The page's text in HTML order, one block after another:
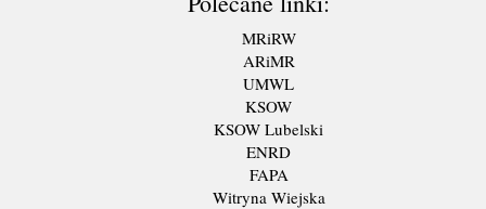
MRiRW
ARiMR
UMWL
KSOW
KSOW Lubelski
ENRD
FAPA
Witryna Wiejska